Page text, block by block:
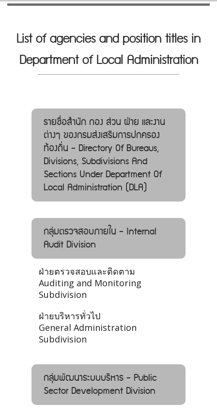
List of agencies and position titles in
Department of Local Administration
รายชื่อสำนัก กอง ส่วน ฝ่าย และงาน
ต่างๆ ของกรมส่งเสริมการปกครอง
ท้องถิ่น - Directory Of Bureaus,
Divisions, Subdivisions And
Sections Under Department Of
Local Administration (DLA)
กลุ่มตรวจสอบภายใน - Internal
Audit Division
ฝ่ายตรวจสอบและติดตาม
Auditing and Monitoring
Subdivision
ฝ่ายบริหารทั่วไป
General Administration
Subdivision
กลุ่มพัฒนาระบบบริหาร - Public
Sector Development Division